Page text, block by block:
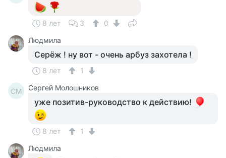
8 лет 3
0
Людмила
Серёж ! ну вот - очень арбуз захотела !
8 лет 1
СМ Сергей Молошников
уже позитив-руководство к действию!
8 лет
1
Людмила